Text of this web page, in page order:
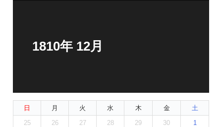
1810年 12月
日 月 火 水 木 金
土
25
26 27 28 29 30
1